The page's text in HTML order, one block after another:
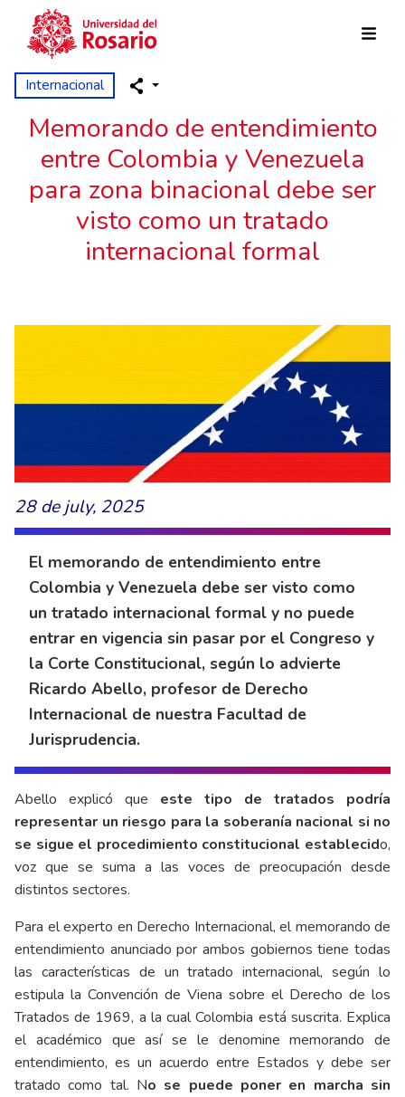
Skip to main content
Internacional
Memorando de entendimiento
entre Colombia y Venezuela
para zona binacional debe ser
visto como un tratado
internacional formal
28 de july, 2025
El memorando de entendimiento entre
Colombia y Venezuela debe ser visto como
un tratado internacional formal y no puede
entrar en vigencia sin pasar por el Congreso y
la Corte Constitucional, según lo advierte
Ricardo Abello, profesor de Derecho
Internacional de nuestra Facultad de
Jurisprudencia.
Abello explicó que este tipo de tratados podría
representar un riesgo para la soberanía nacional si no
se sigue el procedimiento constitucional establecido,
voz que se suma a las voces de preocupación desde
distintos sectores.
Para el experto en Derecho Internacional, el memorando de
entendimiento anunciado por ambos gobiernos tiene todas
las características de un tratado internacional, según lo
estipula la Convención de Viena sobre el Derecho de los
Tratados de 1969, a la cual Colombia está suscrita. Explica
el académico que así se le denomine memorando de
entendimiento, es un acuerdo entre Estados y debe ser
tratado como tal. No se puede poner en marcha sin